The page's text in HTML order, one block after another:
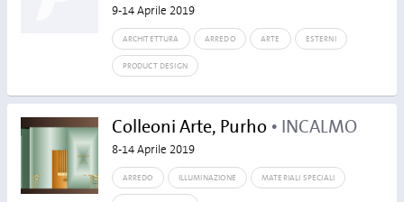
9-14 Aprile 2019
ARCHITETTURA ARREDO ARTE ESTERNI
PRODUCT DESIGN
Colleoni Arte, Purho • INCALMO
8-14 Aprile 2019
ARREDO ILLUMINAZIONE MATERIALI SPECIALI